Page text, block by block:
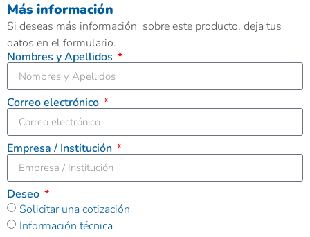
Más información
Si deseas más información sobre este producto, deja tus
datos en el formulario.
Nombres y Apellidos
Correo electrónico
Empresa / Institución
Deseo
Solicitar una cotización
Información técnica